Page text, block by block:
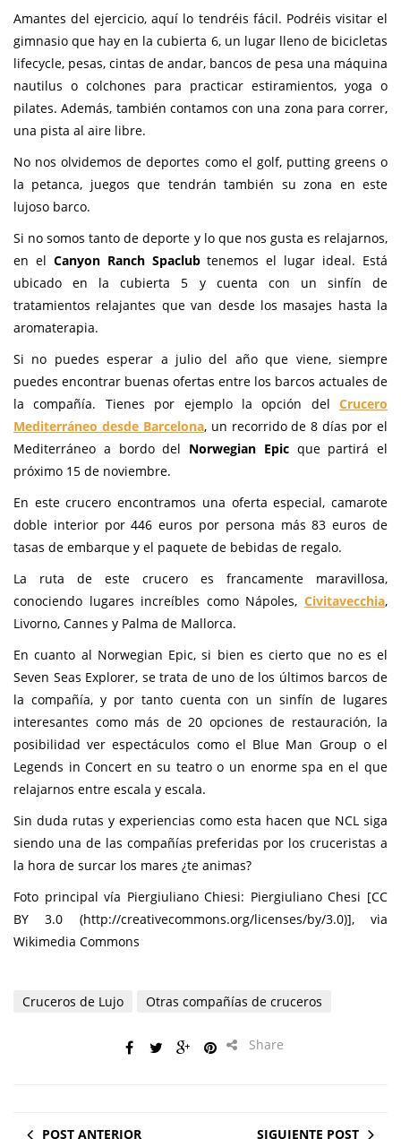
Amantes del ejercicio, aquí lo tendréis fácil. Podréis visitar el
gimnasio que hay en la cubierta 6, un lugar lleno de bicicletas
lifecycle, pesas, cintas de andar, bancos de pesa una máquina
nautilus o colchones para practicar estiramientos, yoga o
pilates. Además, también contamos con una zona para correr,
una pista al aire libre.
No nos olvidemos de deportes como el golf, putting greens o
la petanca, juegos que tendrán también su zona en este
lujoso barco.
Si no somos tanto de deporte y lo que nos gusta es relajarnos,
en el Canyon Ranch Spaclubtenemos el lugar ideal. Está
ubicado en la cubierta 5 y cuenta con un sinfín de
tratamientos relajantes que van desde los masajes hasta la
aromaterapia.
Si no puedes esperar a julio del año que viene, siempre
puedes encontrar buenas ofertas entre los barcos actuales de
la compañía. Tienes por ejemplo la opción del Crucero
Mediterráneo desde Barcelona, un recorrido de 8 días por el
Mediterráneo a bordo del Norwegian Epicque partirá el
próximo 15 de noviembre.
En este crucero encontramos una oferta especial, camarote
doble interior por 446 euros por persona más 83 euros de
tasas de embarque y el paquete de bebidas de regalo.
La ruta de este crucero es francamente maravillosa,
conociendo lugares increíbles como Nápoles, Civitavecchia,
Livorno, Cannes y Palma de Mallorca.
En cuanto al Norwegian Epic, si bien es cierto que no es el
Seven Seas Explorer, se trata de uno de los últimos barcos de
la compañía, y por tanto cuenta con un sinfín de lugares
interesantes como más de 20 opciones de restauración, la
posibilidad ver espectáculos como el Blue Man Group o el
Legends in Concert en su teatro o un enorme spa en el que
relajarnos entre escala y escala.
Sin duda rutas y experiencias como esta hacen que NCL siga
siendo una de las compañías preferidas por los cruceristas a
la hora de surcar los mares ¿te animas?
Foto principal vía Piergiuliano Chiesi: Piergiuliano Chesi [CC
BY 3.0 (http://creativecommons.org/licenses/by/3.0)], via
Wikimedia Commons
Cruceros de Lujo Otras compañías de cruceros
Share
POST ANTERIOR SIGUIENTE POST